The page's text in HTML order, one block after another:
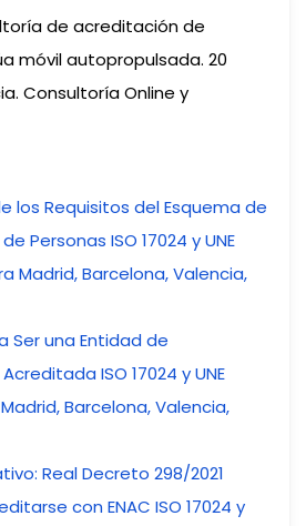
de acreditación de
móvil autopropulsada. 20
Consultoría Online y
los Requisitos del Esquema de
Personas ISO 17024 y UNE
Madrid, Barcelona, Valencia,
Ser una Entidad de
ISO 17024 y UNE
Barcelona, Valencia,
Real Decreto 298/2021
con ENAC ISO 17024 y